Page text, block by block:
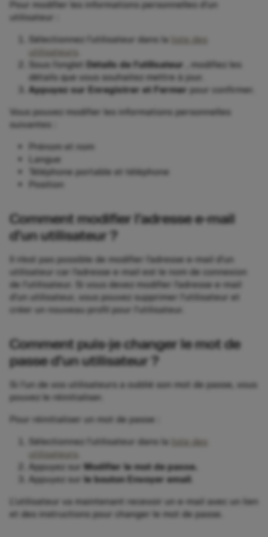
Pour modifier les informations personnelles d’un
utilisateur :
Sélectionnez l’utilisateur dans la
liste des
utilisateurs
Sous l’onglet
Détails de l’utilisateur
, modifiez les
détails que vous souhaitez mettre à jour.
Appuyez sur Enregistrer et Fermer pour confirmer.
Vous pouvez modifier les informations personnelles
suivantes :
Prénom et nom
Langue
Téléphone portable et téléphone
Position
Comment modifier l’adresse e-mail
d’un utilisateur ?
Il n’est pas possible de modifier l’adresse e-mail d’un
utilisateur car l’adresse e-mail est le nom de connexion
de l’utilisateur. Si vous devez modifier l’adresse e-mail
d’un utilisateur, vous pouvez supprimer l’utilisateur et
créer un nouveau profil pour l’utilisateur.
Comment puis-je changer le mot de
passe d’un utilisateur ?
Si l’un de vos utilisateurs a oublié son mot de passe, vous
pouvez le réinitialiser.
Pour réinitialiser un mot de passe :
Sélectionnez l’utilisateur dans la
liste des
utilisateurs
Appuyez sur Modifier le mot de passe.
Appuyez sur le bouton Envoyer email
L’utilisateur va maintenant recevoir un e-mail avec un lien
et des instructions pour changer le mot de passe.